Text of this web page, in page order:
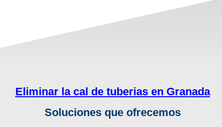
Eliminar la cal de tuberias en Granada
Soluciones que ofrecemos